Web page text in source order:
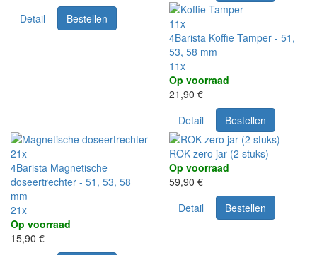
Detail
Bestellen
11x
4Barista Koffie Tamper - 51,
53, 58 mm
11x
Op voorraad
21,90 €
Detail
Bestellen
21x
4Barista Magnetische
doseertrechter - 51, 53, 58
mm
21x
Op voorraad
15,90 €
ROK zero jar (2 stuks)
Op voorraad
59,90 €
Detail
Bestellen